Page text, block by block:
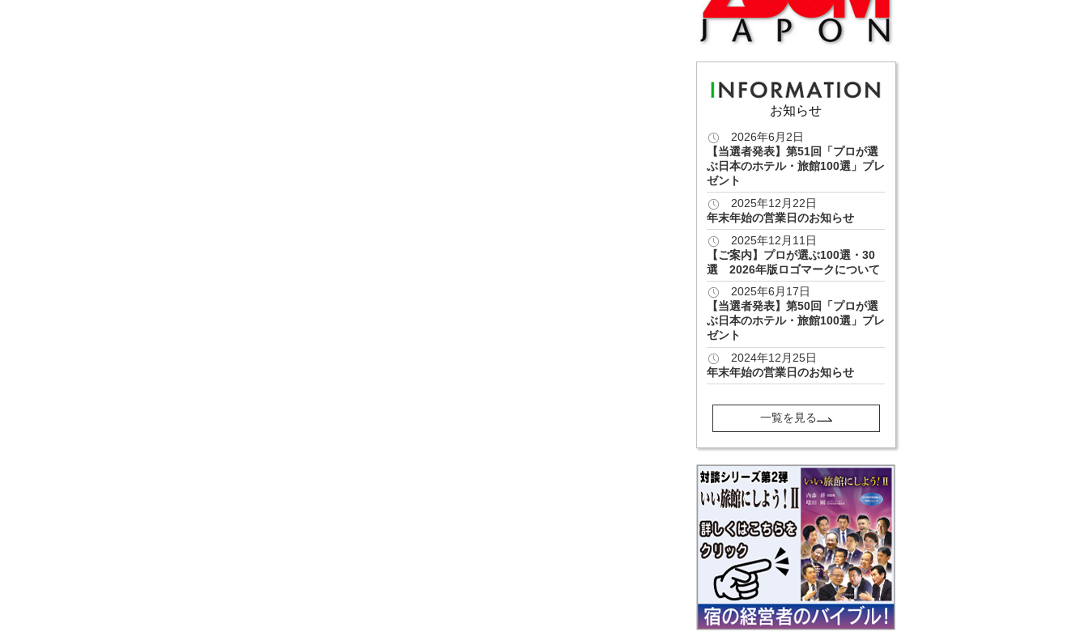
お知らせ
2026年6月2日
【当選者発表】第51回「プロが選
ぶ日本のホテル・旅館100選」プレ
ゼント
2025年12月22日
年末年始の営業日のお知らせ
2025年12月11日
【ご案内】プロが選ぶ100選・30
選 2026年版ロゴマークについて
2025年6月17日
【当選者発表】第50回「プロが選
ぶ日本のホテル・旅館100選」プレ
ゼント
2024年12月25日
年末年始の営業日のお知らせ
一覧を見る